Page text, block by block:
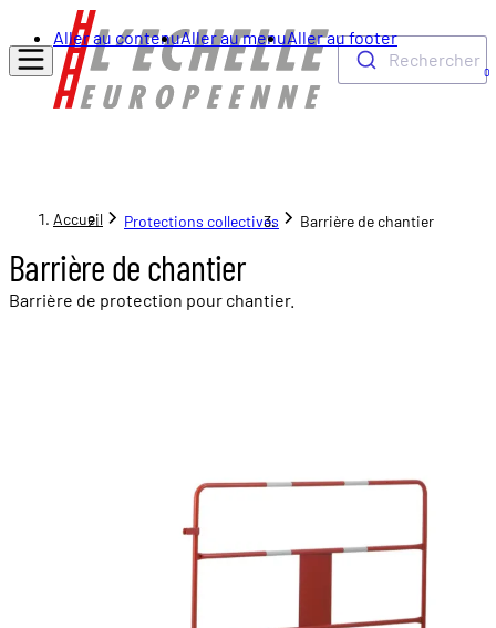
Aller au contenuAller au menuAller au footer
Rechercher
0
Accueil Protections collectives Barrière de chantier
Barrière de chantier
Barrière de protection pour chantier.